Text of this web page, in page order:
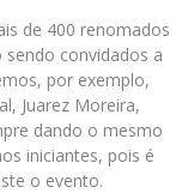
de 400 renomados
convidados a
por exemplo,
Juarez Moreira,
dando o mesmo
iniciantes, pois é
o evento.